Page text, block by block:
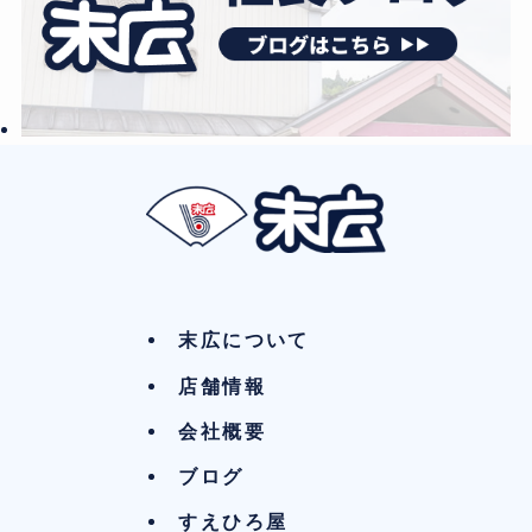
末広について
店舗情報
会社概要
ブログ
すえひろ屋